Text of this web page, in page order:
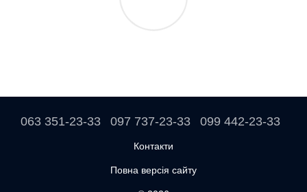
063 351-23-33 097 737-23-33 099 442-23-33
Контакти
Повна версія сайту